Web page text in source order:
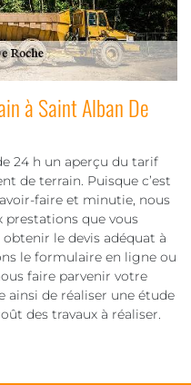
à Saint Alban De
24 h un aperçu du tarif
de terrain. Puisque c’est
faire et minutie, nous
prestations que vous
le devis adéquat à
le formulaire en ligne ou
faire parvenir votre
ainsi de réaliser une étude
des travaux à réaliser.